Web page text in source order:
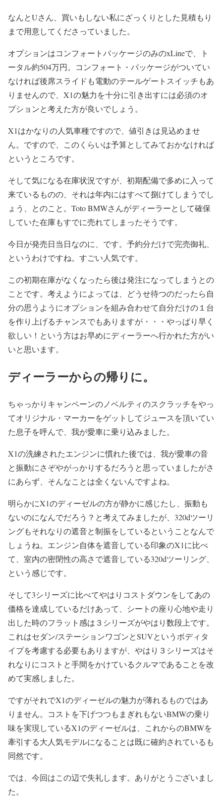
なんとUさん、買いもしない私にざっくりとした見積もり
まで用意してくださっていました。
オプションはコンフォートパッケージのみのxLineで、ト
ータル約504万円。コンフォート・パッケージがついてい
なければ後席スライドも電動のテールゲートスイッチもあ
りませんので、X1の魅力を十分に引き出すには必須のオ
プションと考えた方が良いでしょう。
X1はかなりの人気車種ですので、値引きは見込めませ
ん。ですので、このくらいは予算としてみておかなければ
というところです。
そして気になる在庫状況ですが、初期配備で多めに入って
来ているものの、それは年内にはすべて捌けてしまうでし
ょう、とのこと。Toto BMWさんがディーラーとして確保
していた在庫もすでに売れてしまったそうです。
今日が発売日当日なのに、です。予約分だけで完売御礼、
というわけですね。すごい人気です。
この初期在庫がなくなったら後は発注になってしまうとの
ことです。考えようによっては、どうせ待つのだったら自
分の思うようにオプションを組み合わせて自分だけの１台
を作り上げるチャンスでもありますが・・・やっぱり早く
欲しい！という方はお早めにディーラーへ行かれた方がい
いと思います。
ディーラーからの帰りに。
ちゃっかりキャンペーンのノベルティのスクラッチをやっ
てオリジナル・マーカーをゲットしてジュースを頂いてい
た息子を呼んで、我が愛車に乗り込みました。
X1の洗練されたエンジンに慣れた後では、我が愛車の音
と振動にさぞやがっかりするだろうと思っていましたがさ
にあらず、そんなことは全くないんですよね。
明らかにX1のディーゼルの方が静かに感じたし、振動も
ないのになんでだろう？と考えてみましたが、320dツーリ
ングもそれなりの遮音と制振をしているということなんで
しょうね。エンジン自体を遮音している印象のX1に比べ
て、室内の密閉性の高さで遮音している320dツーリング、
という感じです。
そして3シリーズに比べてやはりコストダウンをしてあの
価格を達成しているだけあって、シートの座り心地や走り
出した時のフラット感は３シリーズがやはり数段上です。
これはセダン/ステーションワゴンとSUVというボディタ
イプを考慮する必要もありますが、やはり３シリーズはそ
れなりにコストと手間をかけているクルマであることを改
めて実感しました。
ですがそれでX1のディーゼルの魅力が薄れるものではあ
りません。コストを下げつつもまぎれもないBMWの乗り
味を実現しているX1のディーゼルは、これからのBMWを
牽引する大人気モデルになることは既に確約されているも
同然です。
では、今回はこの辺で失礼します。ありがとうございまし
た。